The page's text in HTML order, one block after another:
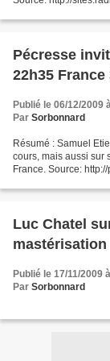
Pécresse
22h35 France
Publié le 06/12/2009
Par Sorbonnard
Résumé : Samuel
cours, mais aussi sur
France. Source:
Luc Chatel
mastérisation
Publié le 17/11/2009
Par Sorbonnard